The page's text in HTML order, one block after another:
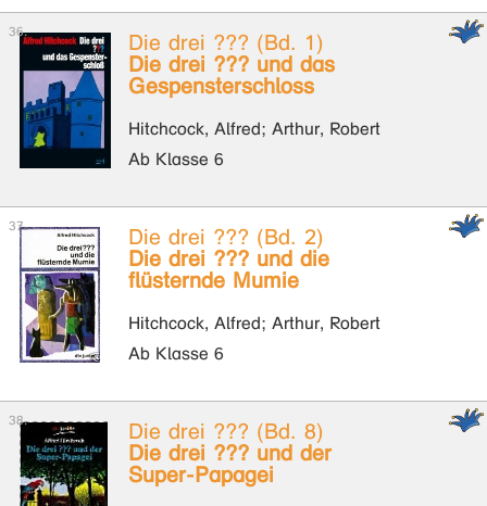
Die drei ??? (Bd. 1)
Die drei ??? und das
Gespensterschloss
Hitchcock, Alfred; Arthur, Robert
Ab Klasse 6
Die drei ??? (Bd. 2)
Die drei ??? und die
flüsternde Mumie
Hitchcock, Alfred; Arthur, Robert
Ab Klasse 6
Die drei ??? (Bd. 8)
Die drei ??? und der
Super-Papagei